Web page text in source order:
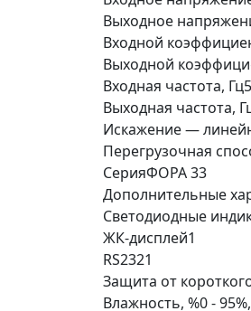
Выходное
Входной
Выходной
Входная частота, Гц
Выходная частота,
Искажение —
Перегрузочная
СерияФОРА 33
Дополнительные
Светодиодные
ЖК-дисплей1
RS2321
Защита от
Влажность, %0 -